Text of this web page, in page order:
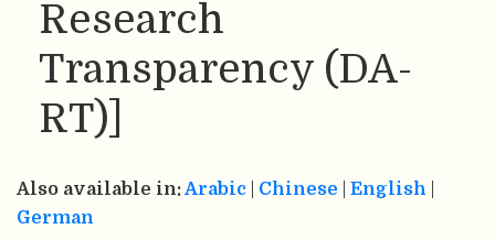
Research
Transparency (DA-
RT)]
Also available in:Arabic Chinese English
German